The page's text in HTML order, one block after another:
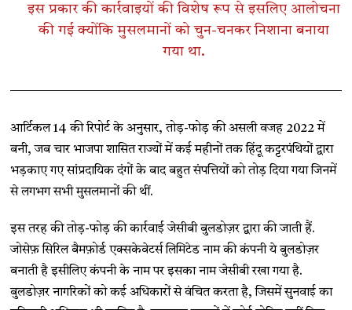
इस प्रकार की कार्रवाइयों की विशेष रूप से इसलिए आलोचना
की गई क्योंकि मुसलमानों को चुन-चनकर निशाना बनाया
गया था.
आर्टिकल 14 की रिपोर्ट के अनुसार, तोड़-फोड़ की असली वजह 2022 में
बनी, जब चार भाजपा शासित राज्यों में कई महीनों तक हिंदू कट्टरपंथियों द्वारा
भड़काए गए सांप्रदायिक दंगों के बाद बहुत संपत्तियों को तोड़ दिया गया जिनमें
से लगभग सभी मुसलमानों की थीं.
इस तरह की तोड़-फोड़ की कार्रवाई जेसीबी बुलडोज़र द्वारा की जाती हैं.
जोसेफ़ सिरिल बैमफ़ोर्ड एक्सकेवेटर्स लिमिटेड नाम की कंपनी ये बुलडोज़र
बनाती है इसीलिए कंपनी के नाम पर इसका नाम जेसीबी रखा गया है.
बुलडोज़र नागरिकों को कई अधिकारों से वंचित करता है, जिसमें सुनवाई का